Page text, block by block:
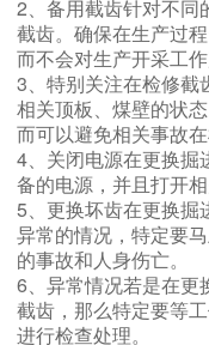
2、备用截齿针对不同
截齿。确保在生产过
而不会对生产开采工作
3、特别关注在检修截
相关顶板、煤壁的状
而可以避免相关事故
4、关闭电源在更换掘
备的电源，并且打开相
5、更换坏齿在更换掘
异常的情况，特定要
的事故和人身伤亡。
6、异常情况若是在更
截齿，那么特定要等
进行检查处理。